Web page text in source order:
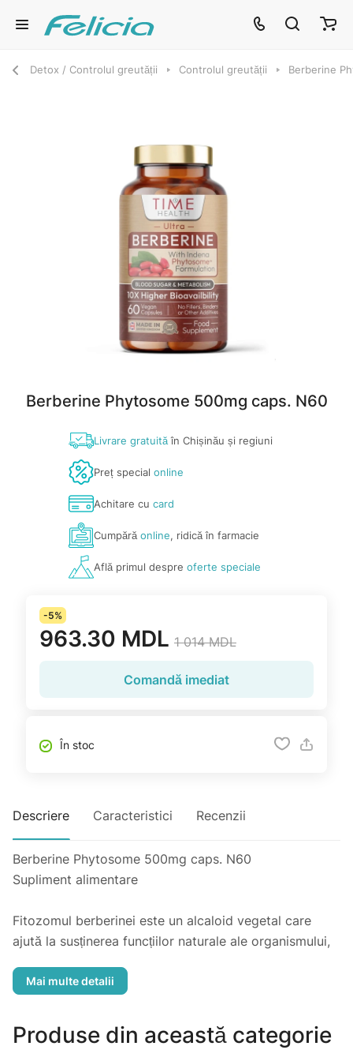
Detox / Controlul greutății Controlul greutății Berberine
Berberine Phytosome 500mg caps. N60
Livrare gratuităîn Chișinău și regiuni
Preț special online
Achitare cu card
Cumpărăonline, ridică în farmacie
Află primul despre oferte speciale
-5%
963.30 MDL 1 014 MDL
Comandă imediat
În stoc
Descriere Caracteristici Recenzii
Berberine Phytosome 500mg caps. N60
Supliment alimentare
Fitozomul berberinei este un alcaloid vegetal care
ajută la susținerea funcțiilor naturale ale organismului,
sânge. Berberina are proprietăți dezinfectante,
va avea un efect pozitiv asupra tulburărilor
gastrointestinale, inhibând activitatea bacteriilor
Produse din această categorie